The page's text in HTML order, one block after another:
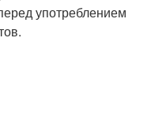
употреблением